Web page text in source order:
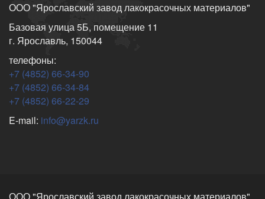
ООО "Ярославский завод лакокрасочных материалов"
Базовая улица 5Б, помещение 11
г. Ярославль, 150044
телефоны:
+7 (4852) 66-34-90
+7 (4852) 66-34-84
+7 (4852) 66-22-29
E-mail: info@yarzk.ru